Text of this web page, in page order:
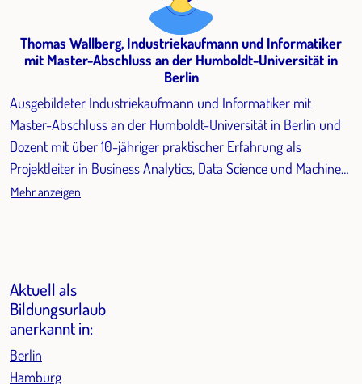
Thomas Wallberg, Industriekaufmann und Informatiker
mit Master-Abschluss an der Humboldt-Universität in
Berlin
Ausgebildeter Industriekaufmann und Informatiker mit
Master-Abschluss an der Humboldt-Universität in Berlin und
Dozent mit über 10-jähriger praktischer Erfahrung als
Projektleiter in Business Analytics, Data Science und Machine
Learning. Er doziert und lehrt zu diesen Themen seit 2019 und
verschiedenen Fachkonferenzen, die sich mit der Umsetzung
von Data Science in der (beruflichen) Praxis befassen, z.B.
Mehr anzeigen
Aktuell als
Bildungsurlaub
anerkannt in:
Berlin
Hamburg